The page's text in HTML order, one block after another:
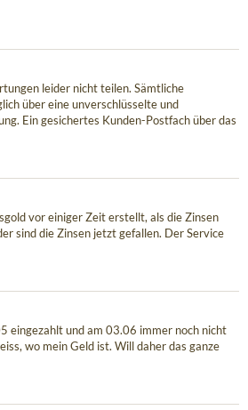
leider nicht teilen. Sämtliche
über eine unverschlüsselte und
Ein gesichertes Kunden-Postfach über das
vor einiger Zeit erstellt, als die Zinsen
sind die Zinsen jetzt gefallen. Der Service
eingezahlt und am 03.06 immer noch nicht
wo mein Geld ist. Will daher das ganze